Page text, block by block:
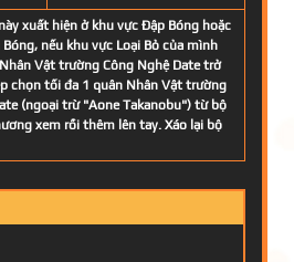
xuất hiện ở khu vực Đập Bóng hoặc
Bóng, nếu khu vực Loại Bỏ của mình
Vật trường Công Nghệ Date trở
chọn tối đa 1 quân Nhân Vật trường
(ngoại trừ "Aone Takanobu") từ bộ
xem rồi thêm lên tay. Xáo lại bộ